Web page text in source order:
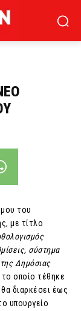
του
με τίτλο
σύστημα
Δημόσιας
το οποίο τέθηκε
διαρκέσει έως
υπουργείο